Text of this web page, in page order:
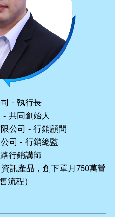
- 執行長
共同創始人
公司 - 行銷顧問
司 - 行銷總監
行銷講師
訊產品，創下單月750萬營
流程）